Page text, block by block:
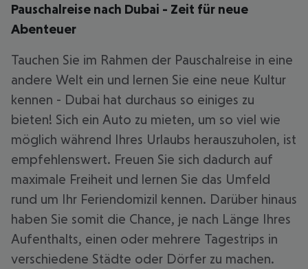
Pauschalreise nach Dubai - Zeit für neue
Abenteuer
Tauchen Sie im Rahmen der Pauschalreise in eine
andere Welt ein und lernen Sie eine neue Kultur
kennen - Dubai hat durchaus so einiges zu
bieten! Sich ein Auto zu mieten, um so viel wie
möglich während Ihres Urlaubs herauszuholen, ist
empfehlenswert. Freuen Sie sich dadurch auf
maximale Freiheit und lernen Sie das Umfeld
rund um Ihr Feriendomizil kennen. Darüber hinaus
haben Sie somit die Chance, je nach Länge Ihres
Aufenthalts, einen oder mehrere Tagestrips in
verschiedene Städte oder Dörfer zu machen.